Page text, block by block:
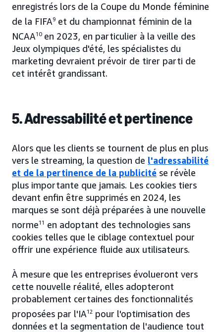
enregistrés lors de la Coupe du Monde féminine
de la FIFA9 et du championnat féminin de la
NCAA10en 2023, en particulier à la veille des
Jeux olympiques d'été, les spécialistes du
marketing devraient prévoir de tirer parti de
cet intérêt grandissant.
5. Adressabilité et pertinence
Alors que les clients se tournent de plus en plus
vers le streaming, la question de l'adressabilité
et de la pertinence de la publicité se révèle
plus importante que jamais. Les cookies tiers
devant enfin être supprimés en 2024, les
marques se sont déjà préparées à une nouvelle
norme11
en adoptant des technologies sans
cookies telles que le ciblage contextuel pour
offrir une expérience fluide aux utilisateurs.
À mesure que les entreprises évolueront vers
cette nouvelle réalité, elles adopteront
probablement certaines des fonctionnalités
proposées par l'IA12 pour l'optimisation des
données et la segmentation de l'audience tout